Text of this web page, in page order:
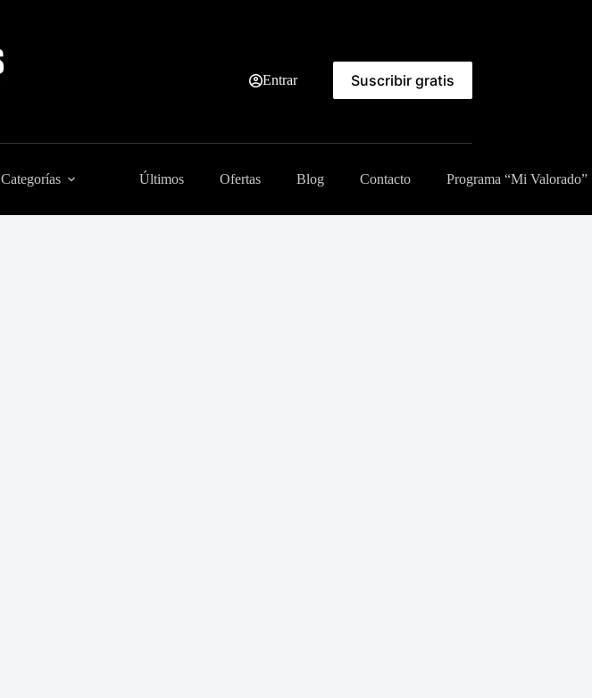
Entrar Suscribir gratis
Categorías Últimos Ofertas Blog Contacto Programa “Mi Valorado”